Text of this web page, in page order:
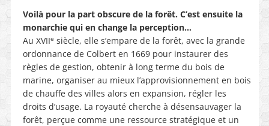
Voilà pour la part obscure de la forêt. C’est ensuite la
monarchie qui en change la perception…
Au XVIIe siècle, elle s’empare de la forêt, avec la grande
ordonnance de Colbert en 1669 pour instaurer des
règles de gestion, obtenir à long terme du bois de
marine, organiser au mieux l’approvisionnement en bois
de chauffe des villes alors en expansion, régler les
droits d’usage. La royauté cherche à désensauvager la
forêt, perçue comme une ressource stratégique et un